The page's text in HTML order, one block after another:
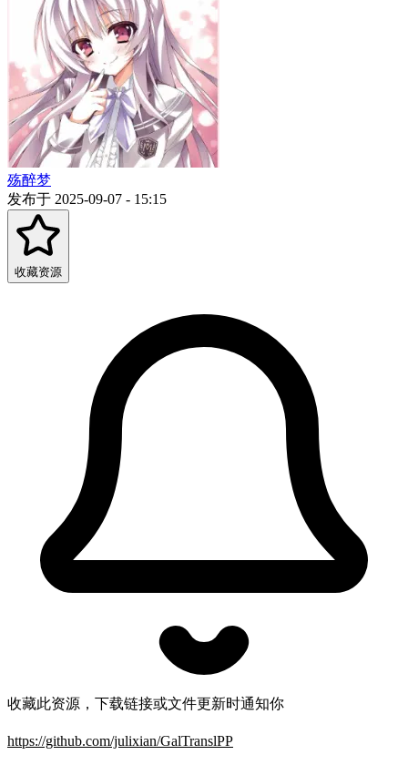
殇醉梦
发布于 2025-09-07 - 15:15
收藏资源
收藏此资源，下载链接或文件更新时通知你
https://github.com/julixian/GalTranslPP